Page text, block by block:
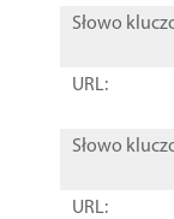
Słowo
URL:
Słowo
URL: